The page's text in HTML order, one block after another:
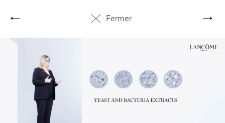
← Fermer →